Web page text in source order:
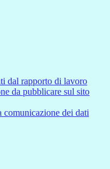
dal rapporto di lavoro
da pubblicare sul sito
comunicazione dei dati